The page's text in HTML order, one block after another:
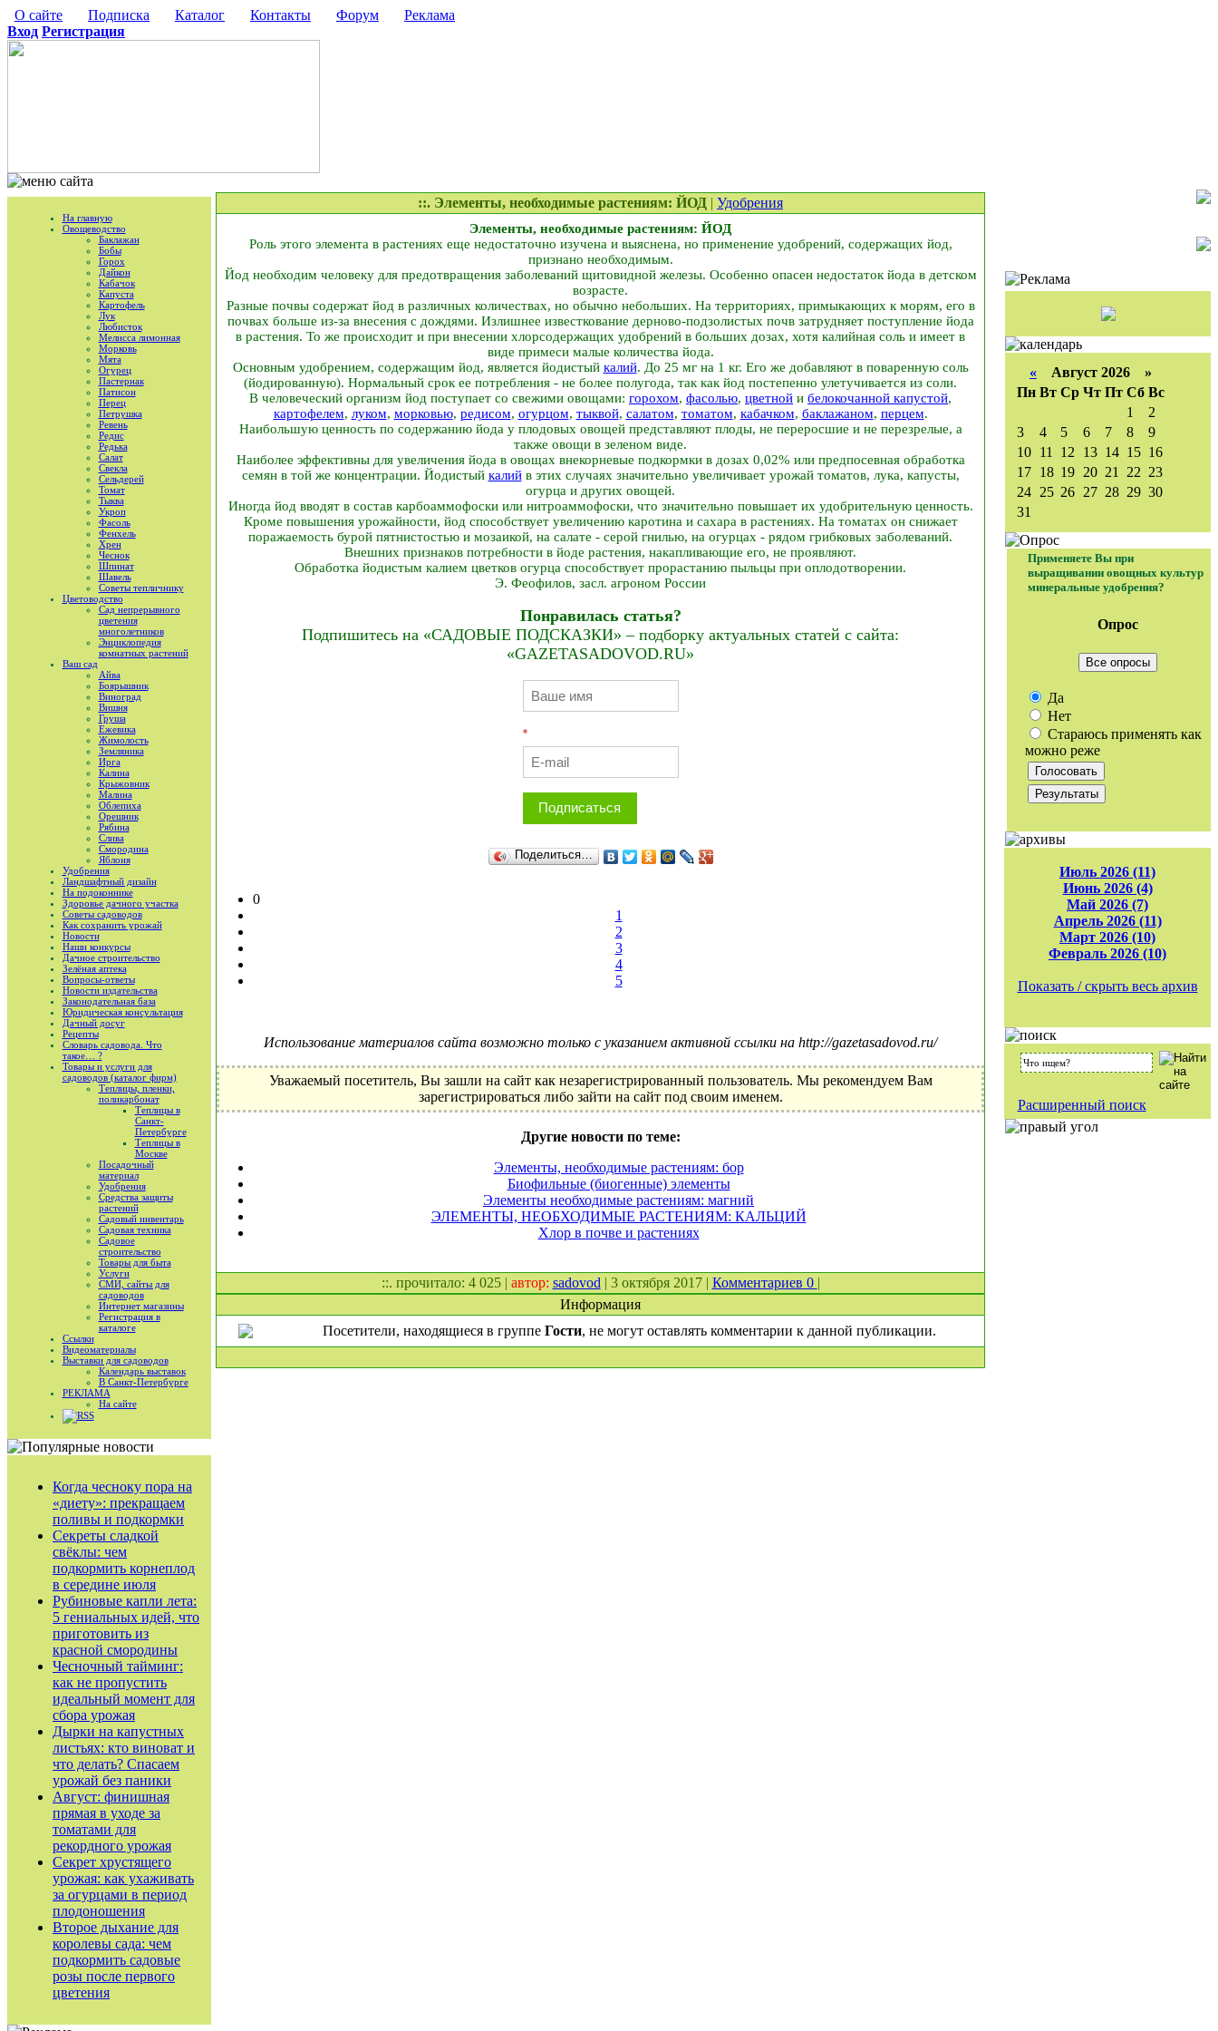
О сайте Подписка Каталог Контакты Форум
Реклама
Вход Регистрация
На главную
Овощеводство
Баклажан
Бобы
Горох
Дайкон
Кабачок
Капуста
Картофель
Лук
Любисток
Мелисса лимонная
Морковь
Мята
Огурец
Пастернак
Патисон
Перец
Петрушка
Ревень
Редис
Редька
Салат
Свекла
Сельдерей
Томат
Тыква
Укроп
Фасоль
Фенхель
Хрен
Чеснок
Шпинат
Шавель
Советы тепличнику
Цветоводство
Сад непрерывного
цветения
многолетников
Энциклопедия
комнатных растений
Ваш сад
Айва
Боярышник
Виноград
Вишня
Груша
Ежевика
Жимолость
Земляника
Ирга
Калина
Крыжовник
Малина
Облепиха
Орешник
Рябина
Слива
Смородина
Яблоня
Удобрения
Ландшафтный дизайн
На подоконнике
Здоровье дачного участка
Советы садоводов
Как сохранить урожай
Новости
Наши конкурсы
Дачное строительство
Зелёная аптека
Вопросы-ответы
Новости издательства
Законодательная база
Юридическая консультация
Дачный досуг
Рецепты
Словарь садовода. Что
такое… ?
Товары и услуги для
садоводов (каталог фирм)
Теплицы, пленки,
поликарбонат
Теплицы в
Санкт-
Петербурге
Теплицы в
Москве
Посадочный
материал
Удобрения
Средства защиты
растений
Садовый инвентарь
Садовая техника
Садовое
строительство
Товары для быта
Услуги
СМИ, сайты для
садоводов
Интернет магазины
Регистрация в
каталоге
Ссылки
Видеоматериалы
Выставки для садоводов
Календарь выставок
В Санкт-Петербурге
РЕКЛАМА
На сайте
RSS
Когда чесноку пора на
«диету»: прекращаем
поливы и подкормки
Секреты сладкой
свёклы: чем
подкормить корнеплод
в середине июля
Рубиновые капли лета:
5 гениальных идей, что
приготовить из
красной смородины
Чесночный тайминг:
как не пропустить
идеальный момент для
сбора урожая
Дырки на капустных
листьях: кто виноват и
что делать? Спасаем
урожай без паники
Август: финишная
прямая в уходе за
томатами для
рекордного урожая
Секрет хрустящего
урожая: как ухаживать
за огурцами в период
плодоношения
Второе дыхание для
королевы сада: чем
подкормить садовые
розы после первого
цветения
::. Элементы, необходимые растениям: ЙОД | Удобрения
Элементы, необходимые растениям: ЙОД
Роль этого элемента в растениях еще недостаточно изучена и выяснена, но применение удобрений, содержащих йод,
признано необходимым.
Йод необходим человеку для предотвращения заболеваний щитовидной железы. Особенно опасен недостаток йода в детском
возрасте.
Разные почвы содержат йод в различных количествах, но обычно небольших. На территориях, примыкающих к морям, его в
почвах больше из-за внесения с дождями. Излишнее известкование дерново-подзолистых почв затрудняет поступление йода
в растения. То же происходит и при внесении хлорсодержащих удобрений в больших дозах, хотя калийная соль и имеет в
виде примеси малые количества йода.
Основным удобрением, содержащим йод, является йодистый калий. До 25 мг на 1 кг. Его же добавляют в поваренную соль
(йодированную). Нормальный срок ее потребления - не более полугода, так как йод постепенно улетучивается из соли.
В человеческий организм йод поступает со свежими овощами: горохом, фасолью, цветной и белокочанной капустой,
картофелем, луком, морковью, редисом, огурцом, тыквой, салатом, томатом, кабачком, баклажаном, перцем.
Наибольшую ценность по содержанию йода у плодовых овощей представляют плоды, не переросшие и не перезрелые, а
также овощи в зеленом виде.
Наиболее эффективны для увеличения йода в овощах внекорневые подкормки в дозах 0,02% или предпосевная обработка
семян в той же концентрации. Йодистый калийв этих случаях значительно увеличивает урожай томатов, лука, капусты,
огурца и других овощей.
Иногда йод вводят в состав карбоаммофоски или нитроаммофоски, что значительно повышает их удобрительную ценность.
Кроме повышения урожайности, йод способствует увеличению каротина и сахара в растениях. На томатах он снижает
поражаемость бурой пятнистостью и мозаикой, на салате - серой гнилью, на огурцах - рядом грибковых заболеваний.
Внешних признаков потребности в йоде растения, накапливающие его, не проявляют.
Обработка йодистым калием цветков огурца способствует прорастанию пыльцы при оплодотворении.
Э. Феофилов, засл. агроном России
Понравилась статья?
Подпишитесь на «САДОВЫЕ ПОДСКАЗКИ» – подборку актуальных статей с сайта:
«GAZETASADOVOD.RU»
*
Подписаться
Поделиться…
0
1
2
3
4
5
Использование материалов сайта возможно только с указанием активной ссылки на http://gazetasadovod.ru/
Уважаемый посетитель, Вы зашли на сайт как незарегистрированный пользователь. Мы рекомендуем Вам
зарегистрироваться либо зайти на сайт под своим именем.
Другие новости по теме:
Элементы, необходимые растениям: бор
Биофильные (биогенные) элементы
Элементы необходимые растениям: магний
ЭЛЕМЕНТЫ, НЕОБХОДИМЫЕ РАСТЕНИЯМ: КАЛЬЦИЙ
Хлор в почве и растениях
::. прочитало: 4 025 | автор: sadovod | 3 октября 2017 | Комментариев 0 |
Информация
Посетители, находящиеся в группе Гости, не могут оставлять комментарии к данной публикации.
« Август 2026 »
Пн Вт Ср Чт Пт Сб Вс
1
2
3
4 5 6 7 8
9
10 11 12 13 14 15 16
17 18 19 20 21 22 23
24 25 26 27 28 29 30
31
Применяете Вы при
выращивании овощных культур
минеральные удобрения?
Опрос
Все опросы
Да
Нет
Стараюсь применять как
можно реже
Июль 2026 (11)
Июнь 2026 (4)
Май 2026 (7)
Апрель 2026 (11)
Март 2026 (10)
Февраль 2026 (10)
Показать / скрыть весь архив
Расширенный поиск